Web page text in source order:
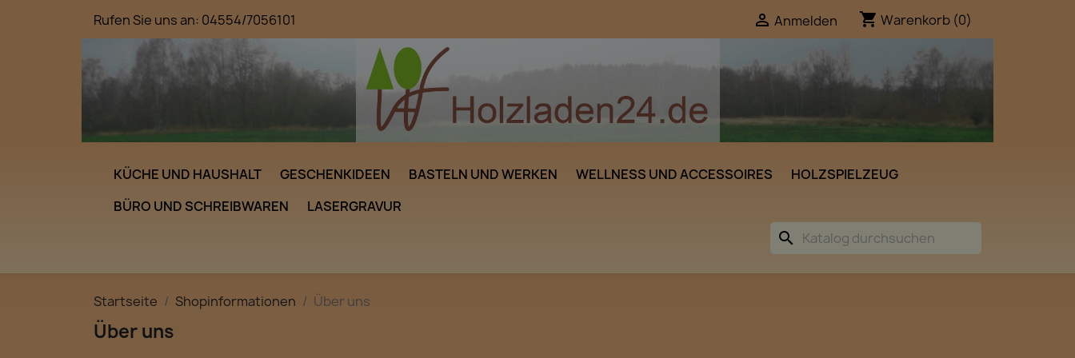
Rufen Sie uns an: 04554/7056101  Anmelden shopping_cart Warenkorb (0)
KÜCHE UND HAUSHALT GESCHENKIDEEN BASTELN UND WERKEN WELLNESS UND ACCESSOIRES
HOLZSPIELZEUG
BÜRO UND SCHREIBWAREN
LASERGRAVUR
search
Startseite Shopinformationen Über uns
Über uns